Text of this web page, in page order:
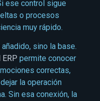
ese control sigue
o procesos
muy rápido.
sino la base.
permite conocer
correctas,
la operación
Sin esa conexión, la